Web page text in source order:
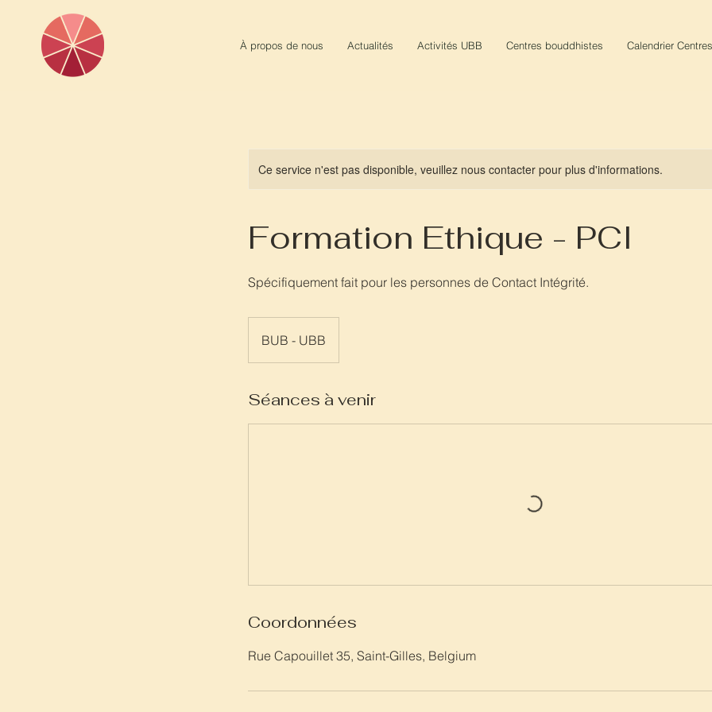
À propos de nous Actualités Activités UBB Centres bouddhistes Calendrier Centres
Ce service n'est pas disponible, veuillez nous contacter pour plus d'informations.
Formation Ethique - PCI
Spécifiquement fait pour les personnes de Contact Intégrité.
BUB - UBB
Séances à venir
Coordonnées
Rue Capouillet 35, Saint-Gilles, Belgium